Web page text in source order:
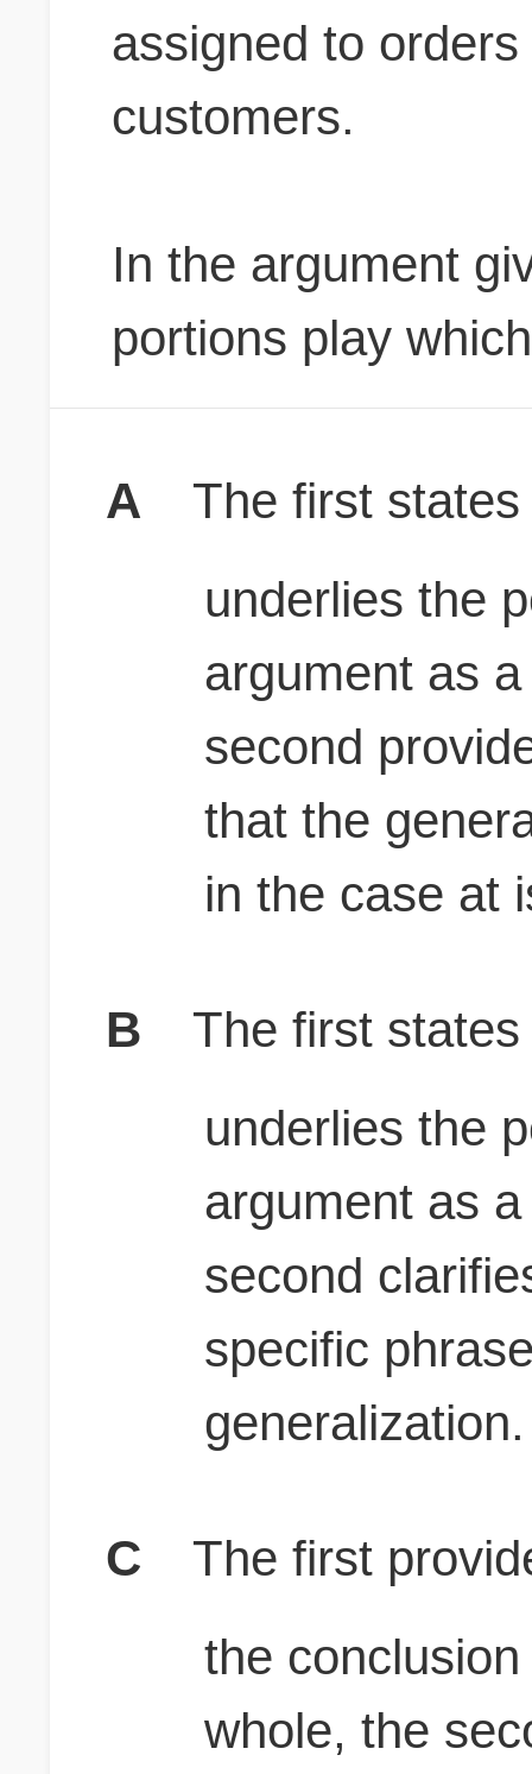
assigned to
customers.
In the argument
portions play
A
The first
underlies the
argument as
second
that the
in the case at
B
The first
underlies the
argument as
second
specific
generalization.
C
The first
the
whole, the